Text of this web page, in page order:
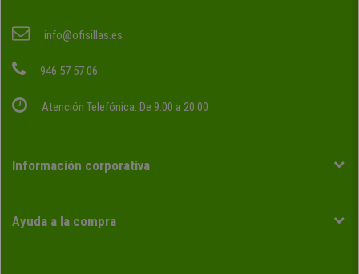
info@ofisillas.es
946 57 57 06
Atención Telefónica: De 9:00 a 20:00
Información corporativa
Ayuda a la compra